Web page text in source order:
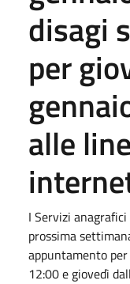
disagi
per
alle
I Servizi
prossima
appuntamento
12:00 e giovedì